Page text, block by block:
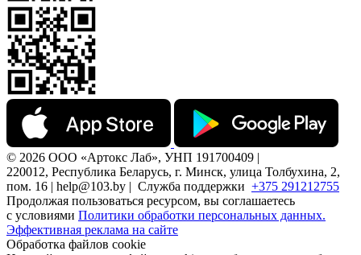
© 2026 ООО «Артокс Лаб», УНП 191700409 |
220012, Республика Беларусь, г. Минск, улица Толбухина, 2,
пом. 16 | help@103.by | Служба поддержки +375 291212755
Продолжая пользоваться ресурсом, вы соглашаетесь
с условиями Политики обработки персональных данных.
Эффективная реклама на сайте
Обработка файлов cookie